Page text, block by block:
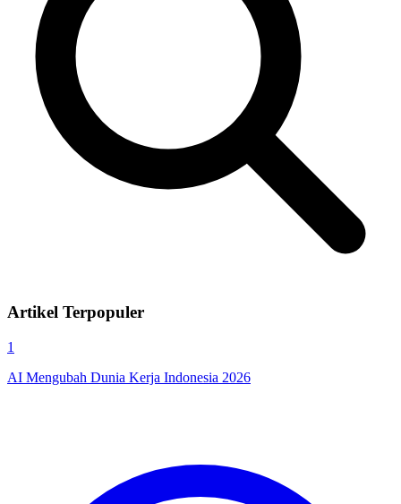
Artikel Terpopuler
1
AI Mengubah Dunia Kerja Indonesia 2026